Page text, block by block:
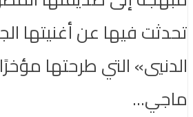
تحدثت فيها عن أغنيتها
الدنيي» التي طرحتها
ماجي...